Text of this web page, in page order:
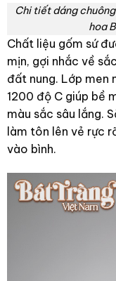
Chi tiết dáng
hoa
Chất liệu gốm sứ
mịn, gợi nhắc về
đất nung. Lớp men
1200 độ C giúp bề
màu sắc sâu lắng.
làm tôn lên vẻ rực
vào bình.